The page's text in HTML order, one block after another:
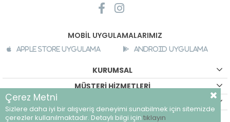
MOBİL UYGULAMALARIMIZ
Apple Store Uygulama Android Uygulama
KURUMSAL
MÜŞTERİ HİZMETLERİ
©breeze.com.tr - Tüm hakları saklıdır.
Çerez Metni
Sizlere daha iyi bir alışveriş deneyimi sunabilmek için sitemizde
çerezler kullanılmaktadır. Detaylı bilgi için tıklayın